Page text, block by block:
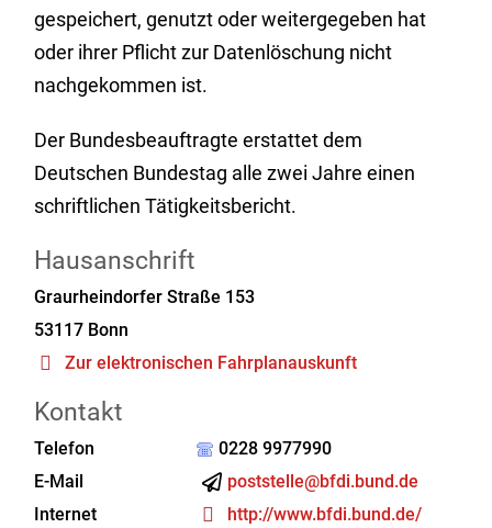
gespeichert, genutzt oder weitergegeben hat
oder ihrer Pflicht zur Datenlöschung nicht
nachgekommen ist.
Der Bundesbeauftragte erstattet dem
Deutschen Bundestag alle zwei Jahre einen
schriftlichen Tätigkeitsbericht.
Hausanschrift
Graurheindorfer Straße 153
53117 Bonn
Zur elektronischen Fahrplanauskunft
Kontakt
Telefon
0228 9977990
E-Mail
poststelle@bfdi.bund.de
Internet
http://www.bfdi.bund.de/